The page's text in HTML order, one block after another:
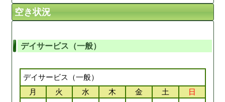
空き状況
デイサービス（一般）
デイサービス（一般）
月
火 水 木 金 土 日